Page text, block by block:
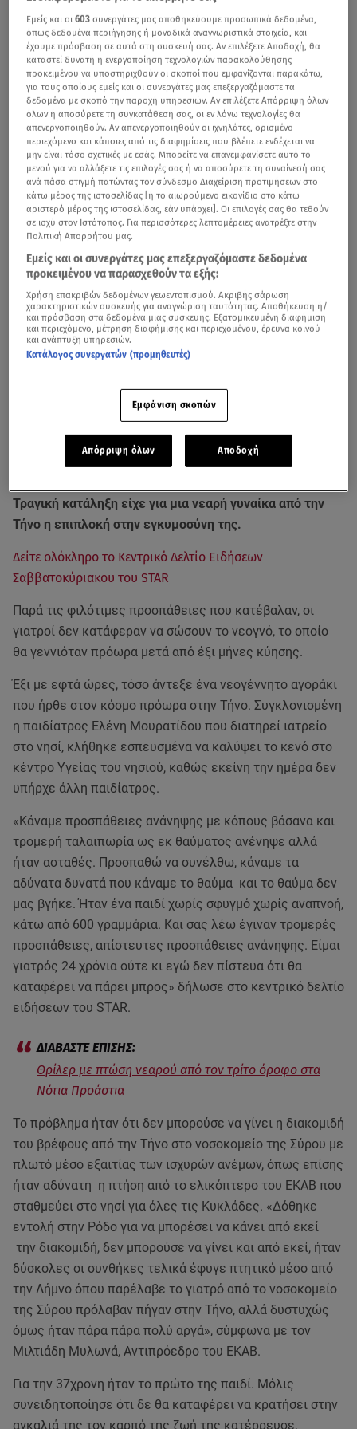
Τραγική κατάληξη είχε για μια νεαρή γυναίκα από την
Τήνο η επιπλοκή στην εγκυμοσύνη της.
Δείτε ολόκληρο το Κεντρικό Δελτίο Ειδήσεων
Σαββατοκύριακου του STAR
Παρά τις φιλότιμες προσπάθειες που κατέβαλαν, οι
γιατροί δεν κατάφεραν να σώσουν το νεογνό, το οποίο
θα γεννιόταν πρόωρα μετά από έξι μήνες κύησης.
Έξι με εφτά ώρες, τόσο άντεξε ένα νεογέννητο αγοράκι
που ήρθε στον κόσμο πρόωρα στην Τήνο. Συγκλονισμένη
η παιδίατρος Ελένη Μουρατίδου που διατηρεί ιατρείο
στο νησί, κλήθηκε εσπευσμένα να καλύψει το κενό στο
κέντρο Υγείας του νησιού, καθώς εκείνη την ημέρα δεν
υπήρχε άλλη παιδίατρος.
«Κάναμε προσπάθειες ανάνηψης με κόπους βάσανα και
τρομερή ταλαιπωρία ως εκ θαύματος ανένηψε αλλά
ήταν ασταθές. Προσπαθώ να συνέλθω, κάναμε τα
αδύνατα δυνατά που κάναμε το θαύμα και το θαύμα δεν
μας βγήκε. Ήταν ένα παιδί χωρίς σφυγμό χωρίς αναπνοή,
κάτω από 600 γραμμάρια. Και σας λέω έγιναν τρομερές
προσπάθειες, απίστευτες προσπάθειες ανάνηψης. Είμαι
γιατρός 24 χρόνια ούτε κι εγώ δεν πίστευα ότι θα
καταφέρει να πάρει μπρος» δήλωσε στο κεντρικό δελτίο
ειδήσεων του STAR.
Θρίλερ με πτώση νεαρού από τον τρίτο όροφο στα
Νότια Προάστια
Το πρόβλημα ήταν ότι δεν μπορούσε να γίνει η διακομιδή
του βρέφους από την Τήνο στο νοσοκομείο της Σύρου με
πλωτό μέσο εξαιτίας των ισχυρών ανέμων, όπως επίσης
ήταν αδύνατη η πτήση από το ελικόπτερο του ΕΚΑΒ που
σταθμεύει στο νησί για όλες τις Κυκλάδες. «Δόθηκε
εντολή στην Ρόδο για να μπορέσει να κάνει από εκεί
την διακομιδή, δεν μπορούσε να γίνει και από εκεί, ήταν
δύσκολες οι συνθήκες τελικά έφυγε πτητικό μέσο από
την Λήμνο όπου παρέλαβε το γιατρό από το νοσοκομείο
της Σύρου πρόλαβαν πήγαν στην Τήνο, αλλά δυστυχώς
όμως ήταν πάρα πάρα πολύ αργά», σύμφωνα με τον
Μιλτιάδη Μυλωνά, Αντιπρόεδρο του ΕΚΑΒ.
Για την 37χρονη ήταν το πρώτο της παιδί. Μόλις
συνειδητοποίησε ότι δε θα καταφέρει να κρατήσει στην
αγκαλιά της τον καρπό της ζωή της κατέρρευσε.
Εμείς και οι603 συνεργάτες μας αποθηκεύουμε προσωπικά δεδομένα,
όπως δεδομένα περιήγησης ή μοναδικά αναγνωριστικά στοιχεία, και
έχουμε πρόσβαση σε αυτά στη συσκευή σας. Αν επιλέξετε Αποδοχή, θα
καταστεί δυνατή η ενεργοποίηση τεχνολογιών παρακολούθησης
προκειμένου να υποστηριχθούν οι σκοποί που εμφανίζονται παρακάτω,
για τους οποίους εμείς και οι συνεργάτες μας επεξεργαζόμαστε τα
δεδομένα με σκοπό την παροχή υπηρεσιών. Αν επιλέξετε Απόρριψη όλων
όλων ή αποσύρετε τη συγκατάθεσή σας, οι εν λόγω τεχνολογίες θα
απενεργοποιηθούν. Αν απενεργοποιηθούν οι ιχνηλάτες, ορισμένο
περιεχόμενο και κάποιες από τις διαφημίσεις που βλέπετε ενδέχεται να
μην είναι τόσο σχετικές με εσάς. Μπορείτε να επανεμφανίσετε αυτό το
μενού για να αλλάξετε τις επιλογές σας ή να αποσύρετε τη συναίνεσή σας
ανά πάσα στιγμή πατώντας τον σύνδεσμο Διαχείριση προτιμήσεων στο
κάτω μέρος της ιστοσελίδας [ή το αιωρούμενο εικονίδιο στο κάτω
αριστερό μέρος της ιστοσελίδας, εάν υπάρχει]. Οι επιλογές σας θα τεθούν
σε ισχύ στον Ιστότοπος. Για περισσότερες λεπτομέρειες ανατρέξτε στην
Πολιτική Απορρήτου μας.
Εμείς και οι συνεργάτες μας επεξεργαζόμαστε δεδομένα
προκειμένου να παρασχεθούν τα εξής:
Χρήση επακριβών δεδομένων γεωεντοπισμού. Ακριβής σάρωση
χαρακτηριστικών συσκευής για αναγνώριση ταυτότητας. Αποθήκευση ή/
και πρόσβαση στα δεδομένα μιας συσκευής. Εξατομικευμένη διαφήμιση
και περιεχόμενο, μέτρηση διαφήμισης και περιεχομένου, έρευνα κοινού
και ανάπτυξη υπηρεσιών.
Κατάλογος συνεργατών (προμηθευτές)
Εμφάνιση σκοπών
Απόρριψη όλων Αποδοχή